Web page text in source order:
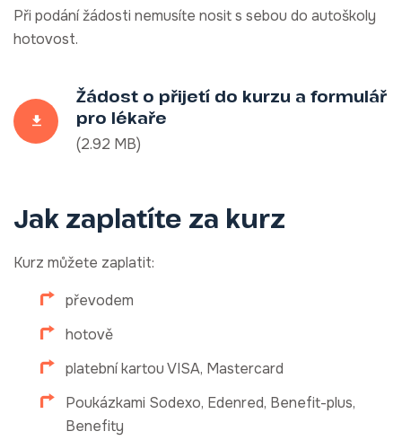
Při podání žádosti nemusíte nosit s sebou do autoškoly
hotovost.
Žádost o přijetí do kurzu a formulář
pro lékaře
(2.92 MB)
Jak zaplatíte za kurz
Kurz můžete zaplatit:
převodem
hotově
platební kartou VISA, Mastercard
Poukázkami Sodexo, Edenred, Benefit-plus,
Benefity